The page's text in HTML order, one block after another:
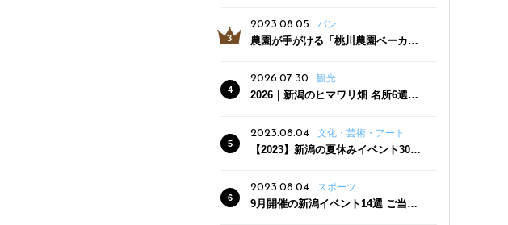
三条駅近くにオープン
2023.08.05 パン
農園が手がける「桃川農園ベーカリ
った焼きたてパンのほか、ジェラー
トやスムージーも
2026.07.30 観光
2026｜新潟のヒマワリ畑 名所6選
2023.08.04
文化・芸術・アート
【2023】新潟の夏休みイベント30
2023.08.04
スポーツ
9月開催の新潟イベント14選 ご当地